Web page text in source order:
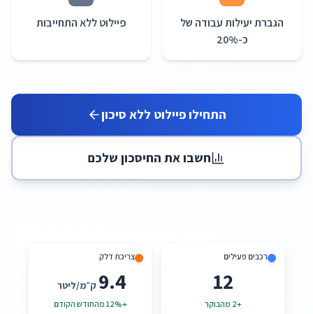
הגברת יעילות עבודה של
כ-20%
פיילוט ללא התחייבות
התחילו פיילוט ללא סיכון
חשבו את החיסכון שלכם
רכבים פעילים
12
+2 מהבוקר
צריכת דלק
9.4 ק״מ/ליטר
+12% מהחודש הקודם